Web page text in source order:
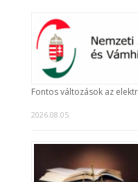
Fontos változások az
2026.08.05.